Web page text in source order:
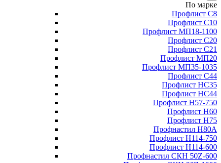
По марке
Профлист С8
Профлист С10
Профлист МП18-1100
Профлист С20
Профлист С21
Профлист МП20
Профлист МП35-1035
Профлист С44
Профлист НС35
Профлист НС44
Профлист Н57-750
Профлист Н60
Профлист Н75
Профнастил Н80А
Профлист Н114-750
Профлист Н114-600
Профнастил СКН 50Z-600